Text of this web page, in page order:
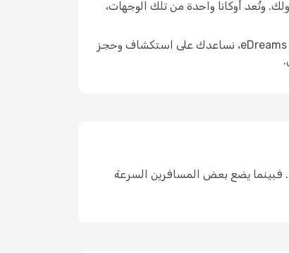
وتُعد أوكانا واحدة من تلك الوجهات،
الوصول إلى هناك هو الخطوة الأولى الحقيقية. واختيار الرحلة المناسبة يمكن أن يشكّل ملامح التجربة التي تليها بالكامل. في eDreams، نساعدك على استكشاف وحجز
فبينما يضع بعض المسافرين السرعة